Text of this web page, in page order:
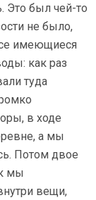
Это был чей-то
не было,
имеющиеся
как раз
туда
в ходе
а мы
Потом двое
мы
вещи,